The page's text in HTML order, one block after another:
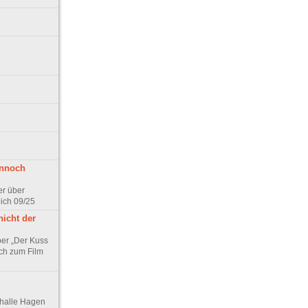
über
09/25
der
„Der Kuss
zum Film
Hagen